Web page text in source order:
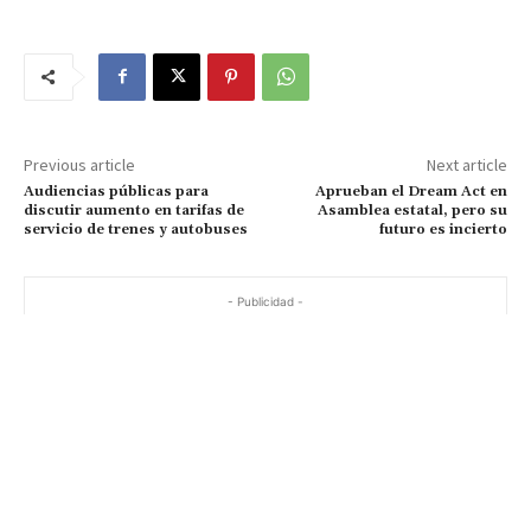
Previous article
Audiencias públicas para
discutir aumento en tarifas de
servicio de trenes y autobuses
Next article
Aprueban el Dream Act en
Asamblea estatal, pero su
futuro es incierto
- Publicidad -